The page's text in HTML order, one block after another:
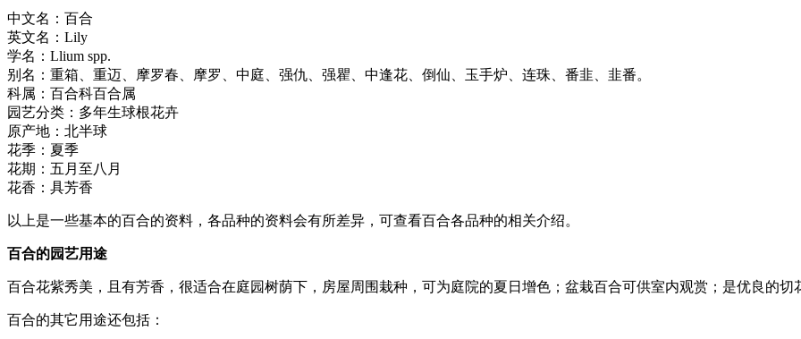
中文名：百合
英文名：Lily
学名：Llium spp.
别名：重箱、重迈、摩罗春、摩罗、中庭、强仇、强瞿、中逢花、倒仙、玉手炉、连珠、番韭、韭番。
科属：百合科百合属
园艺分类：多年生球根花卉
原产地：北半球
花季：夏季
花期：五月至八月
花香：具芳香
以上是一些基本的百合的资料，各品种的资料会有所差异，可查看百合各品种的相关介绍。
百合的园艺用途
百合花紫秀美，且有芳香，很适合在庭园树荫下，房屋周围栽种，可为庭院的夏日增色；盆栽百合可供室内观赏；是优良的切
百合的其它用途还包括：